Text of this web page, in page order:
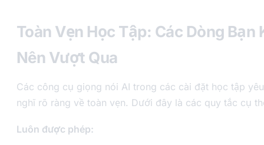
Toàn Vẹn Học Tập: Các Dòng Bạn
Nên Vượt Qua
Các công cụ giọng nói AI trong các cài đặt học tập
nghĩ rõ ràng về toàn vẹn. Dưới đây là các quy tắc cụ
Luôn được phép: